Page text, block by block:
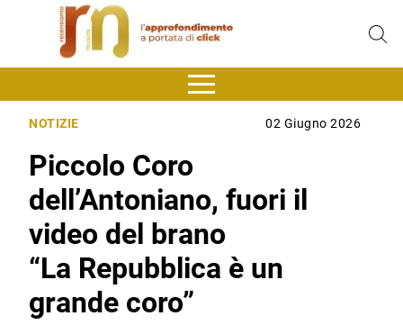
NOTIZIE 02 Giugno 2026
Piccolo Coro
dell’Antoniano, fuori il
video del brano
“La Repubblica è un
grande coro”